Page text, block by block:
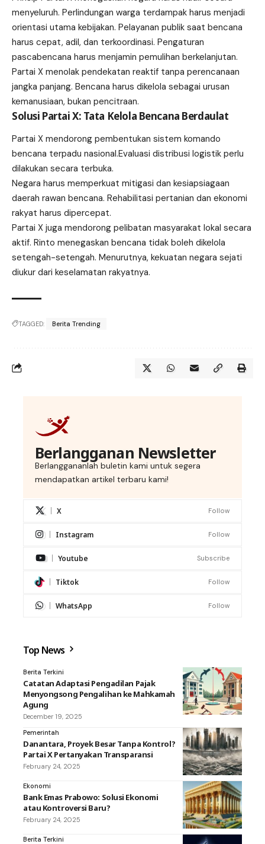
menyeluruh. Perlindungan warga terdampak harus menjadi
orientasi utama kebijakan. Pelayanan publik saat bencana
harus cepat, adil, dan terkoordinasi. Pengaturan
pascabencana harus menjamin pemulihan berkelanjutan.
Partai X menolak pendekatan reaktif tanpa perencanaan
jangka panjang. Bencana harus dikelola sebagai urusan
kemanusiaan, bukan pencitraan.
Solusi Partai X: Tata Kelola Bencana Berdaulat
Partai X mendorong pembentukan sistem komando
bencana terpadu nasional.Evaluasi distribusi logistik perlu
dilakukan secara terbuka.
Negara harus memperkuat mitigasi dan kesiapsiagaan
daerah rawan bencana. Rehabilitasi pertanian dan ekonomi
rakyat harus dipercepat.
Partai X juga mendorong pelibatan masyarakat lokal secara
aktif. Rinto menegaskan bencana tidak boleh dikelola
setengah-setengah. Menurutnya, kekuatan negara sejati
diukur dari keselamatan rakyatnya.
TAGGED: Berita Trending
Berlangganan Newsletter
Berlanggananlah buletin kami untuk segera
mendapatkan artikel terbaru kami!
X Follow
Instagram Follow
Youtube Subscribe
Tiktok Follow
WhatsApp Follow
Top News
Berita Terkini
Catatan Adaptasi Pengadilan Pajak
Menyongsong Pengalihan ke Mahkamah
Agung
December 19, 2025
Pemerintah
Danantara, Proyek Besar Tanpa Kontrol?
Partai X Pertanyakan Transparansi
February 24, 2025
Ekonomi
Bank Emas Prabowo: Solusi Ekonomi
atau Kontroversi Baru?
February 24, 2025
Berita Terkini